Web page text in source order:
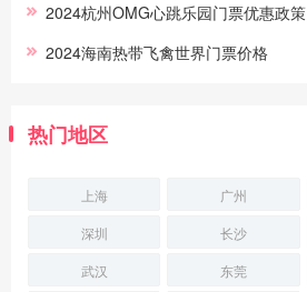
2024杭州OMG心跳乐园门票优惠政策
2024海南热带飞禽世界门票价格
热门地区
上海 广州
深圳
长沙
武汉
东莞